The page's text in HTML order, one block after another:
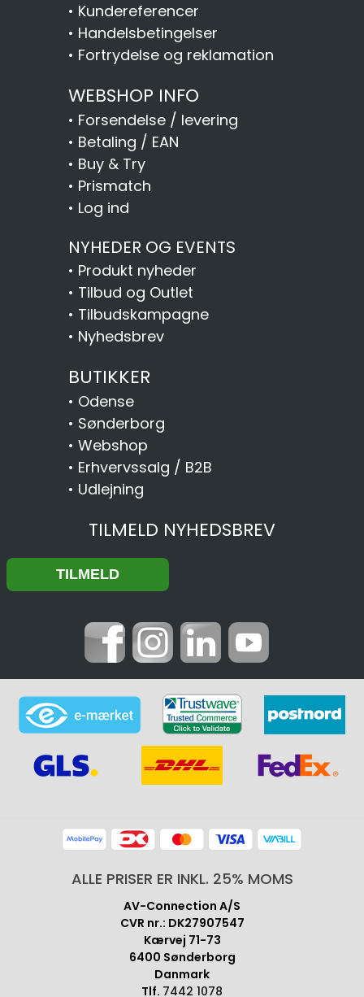
• Kundereferencer
• Handelsbetingelser
• Fortrydelse og reklamation
WEBSHOP INFO
• Forsendelse / levering
• Betaling / EAN
• Buy & Try
• Prismatch
• Log ind
NYHEDER OG EVENTS
• Produkt nyheder
• Tilbud og Outlet
• Tilbudskampagne
• Nyhedsbrev
BUTIKKER
• Odense
• Sønderborg
• Webshop
• Erhvervssalg / B2B
• Udlejning
TILMELD NYHEDSBREV
ALLE PRISER ER INKL. 25% MOMS
AV-Connection A/S
CVR nr.: DK27907547
Kærvej 71-73
6400 Sønderborg
Danmark
Tlf. 7442 1078